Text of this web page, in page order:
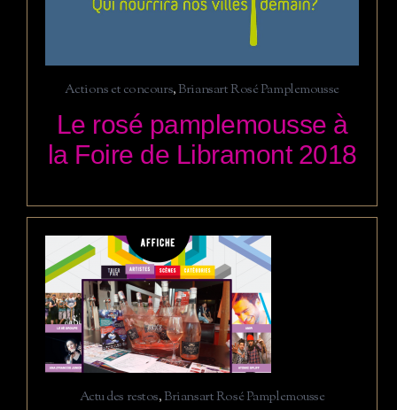
Actions et concours,Briansart Rosé Pamplemousse
Le rosé pamplemousse à
la Foire de Libramont 2018
Actu des restos,Briansart Rosé Pamplemousse